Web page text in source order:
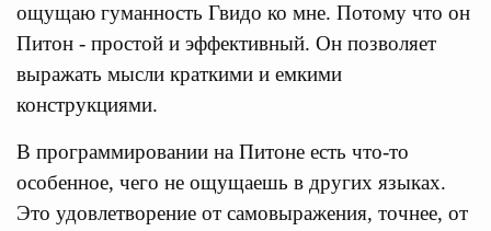
ощущаю гуманность Гвидо ко мне. Потому что он
Питон - простой и эффективный. Он позволяет
выражать мысли краткими и емкими
конструкциями.
В программировании на Питоне есть что-то
особенное, чего не ощущаешь в других языках.
Это удовлетворение от самовыражения, точнее, от